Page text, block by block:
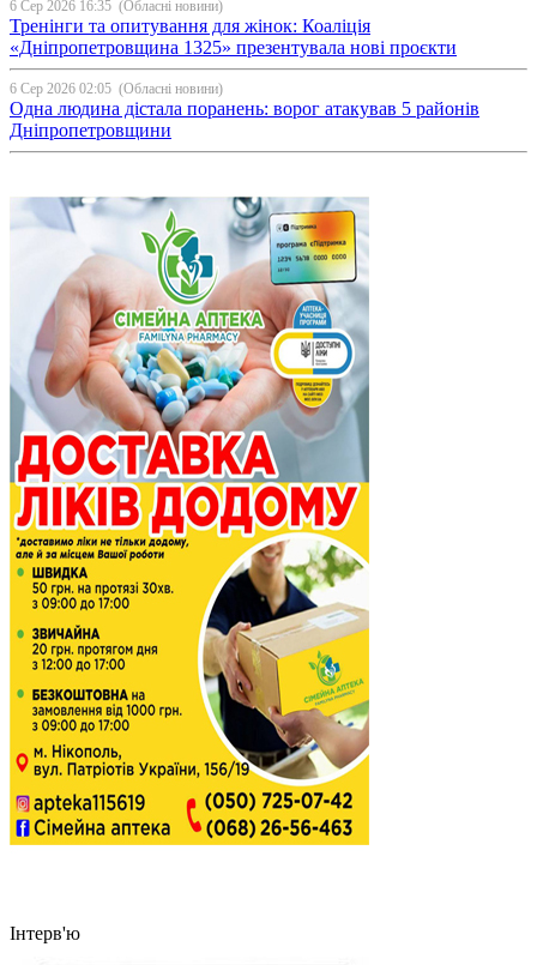
6 Сер 2026 16:35 (Обласні новини)
Тренінги та опитування для жінок: Коаліція
«Дніпропетровщина 1325» презентувала нові проєкти
6 Сер 2026 02:05 (Обласні новини)
Одна людина дістала поранень: ворог атакував 5 районів
Дніпропетровщини
Інтерв'ю